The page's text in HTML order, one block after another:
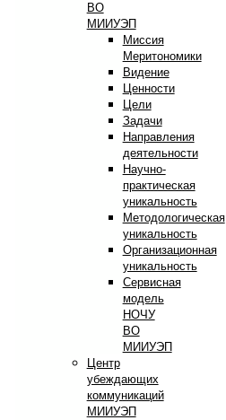
ВО
МИИУЭП
Миссия
Меритономики
Видение
Ценности
Цели
Задачи
Направления
деятельности
Научно-
практическая
уникальность
Методологическая
уникальность
Организационная
уникальность
Сервисная
модель
НОЧУ
ВО
МИИУЭП
Центр
убеждающих
коммуникаций
МИИУЭП